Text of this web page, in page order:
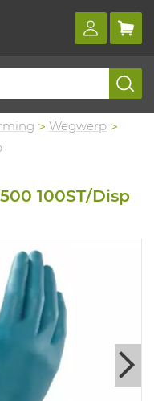
Wegwerp
100ST/Disp